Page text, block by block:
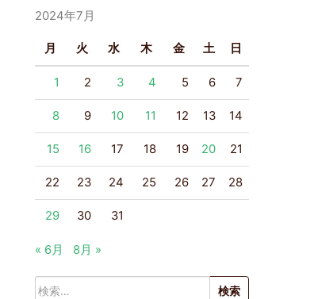
2024年7月
月 火 水 木 金 土 日
1 2 3 4 5 6 7
8 9 10 11 12 13 14
15 16 17 18 19 20 21
22 23 24 25 26 27 28
29 30 31
« 6月 8月 »
検